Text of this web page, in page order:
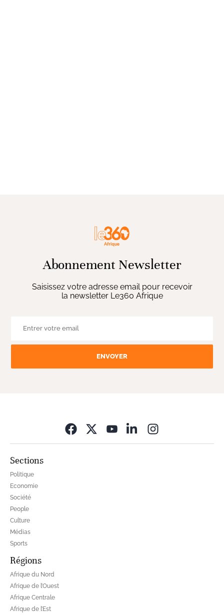
Abonnement Newsletter
Saisissez votre adresse email pour recevoir
la newsletter Le360 Afrique
ENVOYER
Sections
Politique
Economie
Société
People
Culture
Médias
Sports
Régions
Afrique du Nord
Afrique de l’Ouest
Afrique Centrale
Afrique de l’Est